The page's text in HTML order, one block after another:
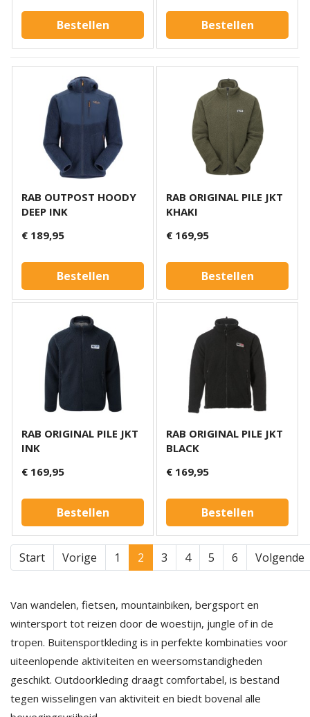
Bestellen Bestellen
RAB OUTPOST HOODY
DEEP INK
€ 189,95
Bestellen
RAB ORIGINAL PILE JKT
KHAKI
€ 169,95
Bestellen
RAB ORIGINAL PILE JKT
INK
€ 169,95
Bestellen
RAB ORIGINAL PILE JKT
BLACK
€ 169,95
Bestellen
Start Vorige 1 2 3 4 5 6 Volgende
Van wandelen, fietsen, mountainbiken, bergsport en
wintersport tot reizen door de woestijn, jungle of in de
tropen. Buitensportkleding is in perfekte kombinaties voor
uiteenlopende aktiviteiten en weersomstandigheden
geschikt. Outdoorkleding draagt comfortabel, is bestand
tegen wisselingen van aktiviteit en biedt bovenal alle